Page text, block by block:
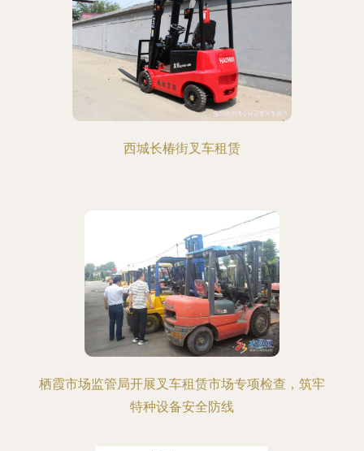
西城长椿街叉车租赁
栖霞市场监管局开展叉车租赁市场专项检查，筑牢
特种设备安全防线